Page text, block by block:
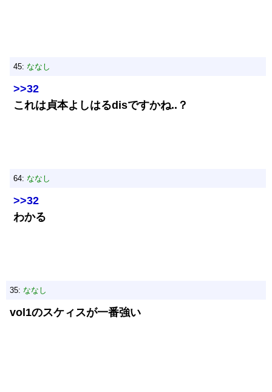
45: ななし
>>32
これは貞本よしはるdisですかね..？
64: ななし
>>32
わかる
35: ななし
vol1のスケィスが一番強い